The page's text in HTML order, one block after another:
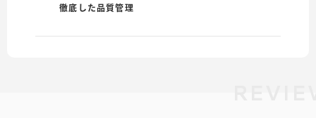
徹底した品質管理